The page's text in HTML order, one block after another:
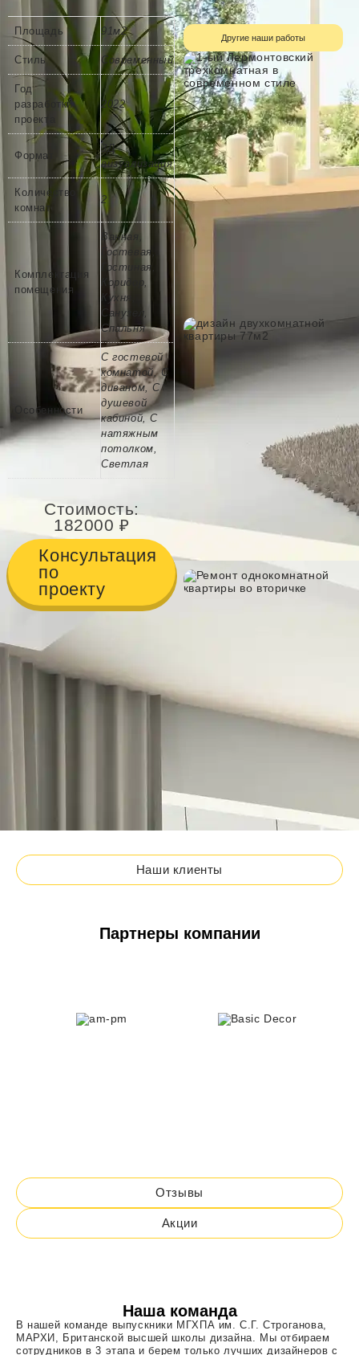
Площадь 91м2
Стиль Современный
Год
разработки
проекта
2022
Формат
3Д
визуализация
Количество
комнат
2
Комплектация
помещения
Ванная,
Гостевая,
Гостиная,
Коридор,
Кухня,
Санузел,
Спальня
Особенности
С гостевой
комнатой, С
диваном, С
душевой
кабиной, С
натяжным
потолком,
Светлая
Стоимость:
182000
Консультация
по
проекту
Другие наши работы
Наши клиенты
Партнеры компании
Отзывы
Акции
Наша команда
В нашей команде выпускники МГХПА им. С.Г. Строганова,
МАРХИ, Британской высшей школы дизайна. Мы отбираем
сотрудников в 3 этапа и берем только лучших дизайнеров с